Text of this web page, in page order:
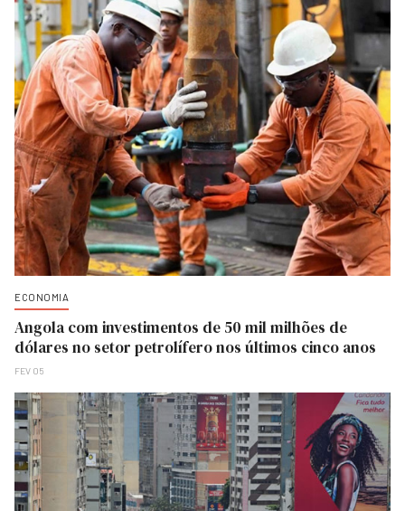
ECONOMIA
Angola com investimentos de 50 mil milhões de
dólares no setor petrolífero nos últimos cinco anos
FEV 05